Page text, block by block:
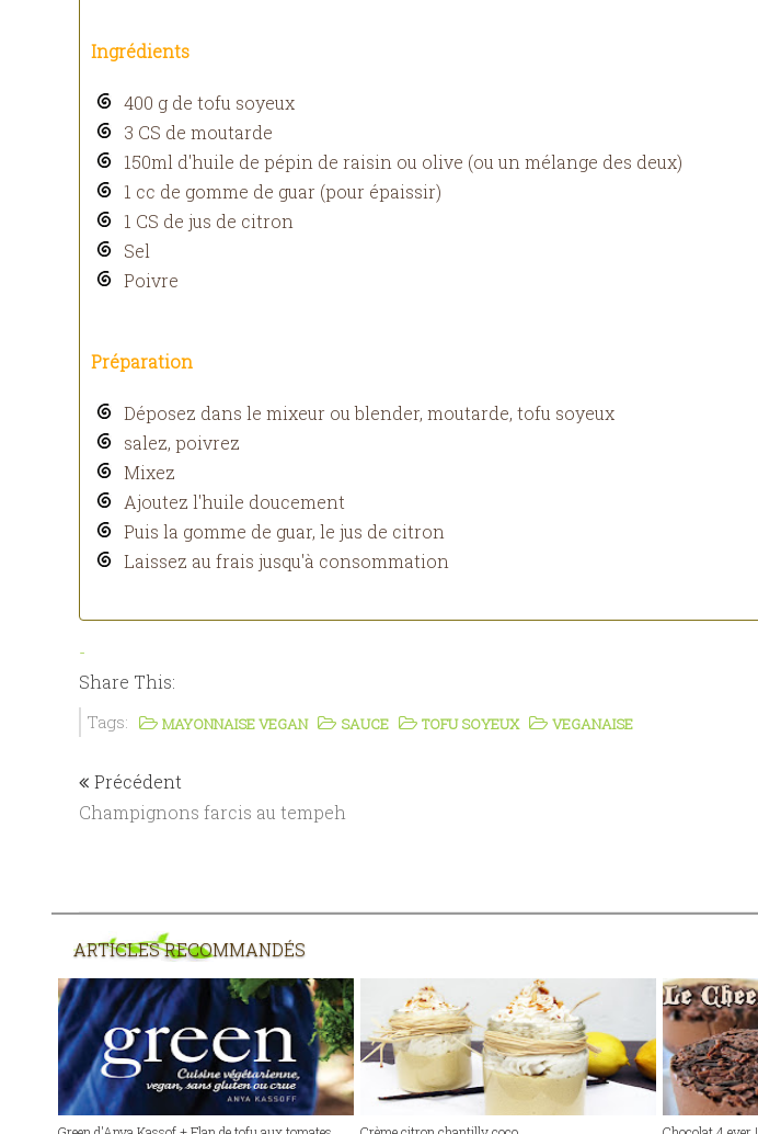
Ingrédients
400 g de tofu soyeux
3 CS de moutarde
150ml d'huile de pépin de raisin ou olive (ou un mélange des deux)
1 cc de gomme de guar (pour épaissir)
1 CS de jus de citron
Sel
Poivre
Préparation
Déposez dans le mixeur ou blender, moutarde, tofu soyeux
salez, poivrez
Mixez
Ajoutez l'huile doucement
Puis la gomme de guar, le jus de citron
Laissez au frais jusqu'à consommation
-
Share This:
Tags: MAYONNAISE VEGAN SAUCE TOFU SOYEUX VEGANAISE
Précédent
Champignons farcis au tempeh
ARTICLES RECOMMANDÉS